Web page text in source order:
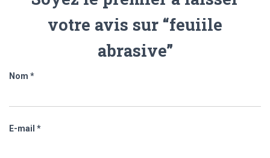
votre avis sur “feuiile
abrasive”
Nom *
E-mail *